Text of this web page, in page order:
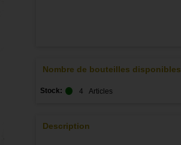
Nombre de bouteilles disponibles
Stock: 4 Articles
Description